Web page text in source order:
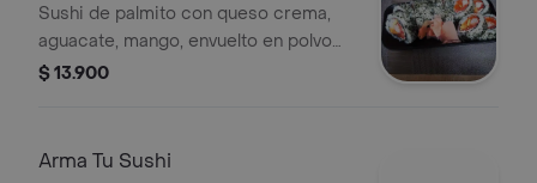
Sushi de palmito con queso crema,
aguacate, mango, envuelto en polvo
nori, wasabi, jengibre. Por 5 o 10
$ 13.900
Arma Tu Sushi